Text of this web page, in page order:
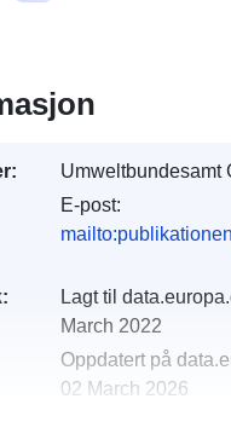
Umweltbundesamt
E-post:
Lagt til
March 2022
Oppdatert på
02 March 2026